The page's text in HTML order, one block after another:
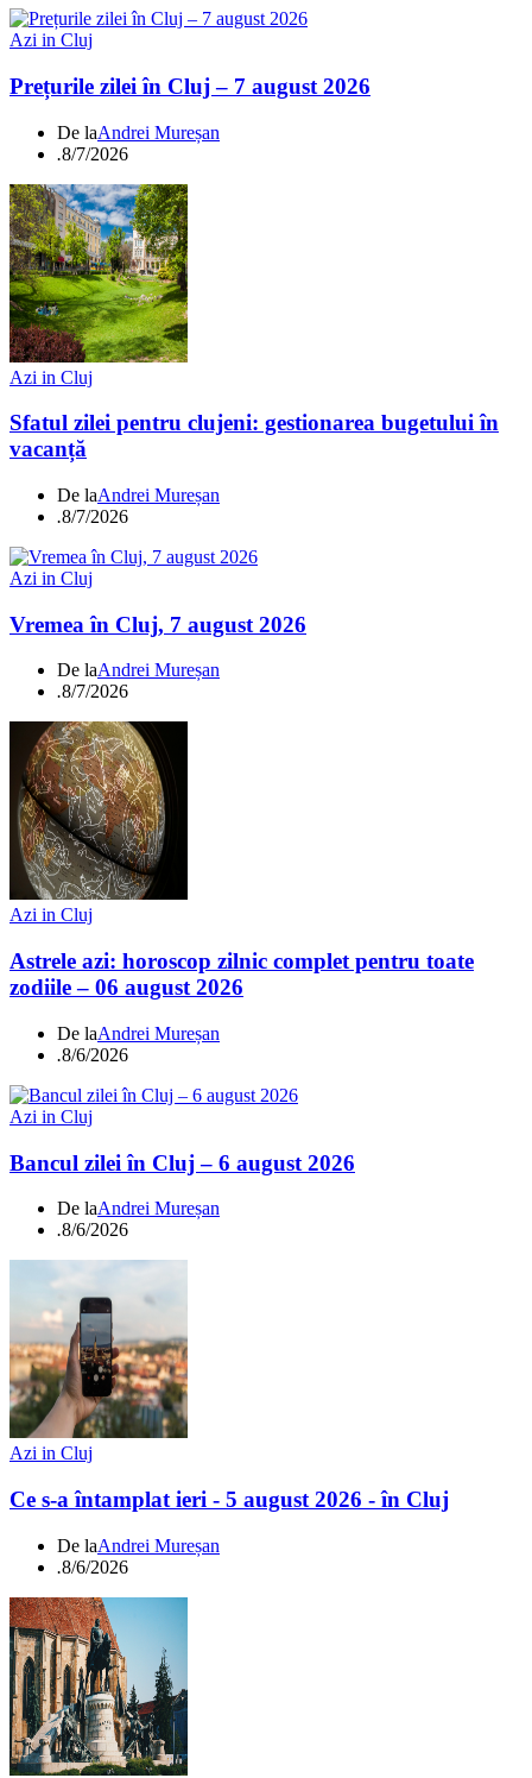
Azi in Cluj
Prețurile zilei în Cluj – 7 august 2026
De laAndrei Mureșan
.8/7/2026
Azi in Cluj
Sfatul zilei pentru clujeni: gestionarea bugetului în
vacanță
De laAndrei Mureșan
.8/7/2026
Azi in Cluj
Vremea în Cluj, 7 august 2026
De laAndrei Mureșan
.8/7/2026
Azi in Cluj
Astrele azi: horoscop zilnic complet pentru toate
zodiile – 06 august 2026
De laAndrei Mureșan
.8/6/2026
Azi in Cluj
Bancul zilei în Cluj – 6 august 2026
De laAndrei Mureșan
.8/6/2026
Azi in Cluj
Ce s-a întamplat ieri - 5 august 2026 - în Cluj
De laAndrei Mureșan
.8/6/2026